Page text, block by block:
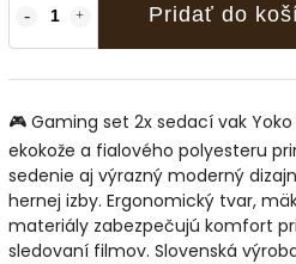
Pridať do
🎮 Gaming set 2x sedací vak
ekokože a fialového polyesteru
sedenie aj výrazný moderný
hernej izby. Ergonomický tvar,
materiály zabezpečujú komfort
sledovaní filmov. Slovenská